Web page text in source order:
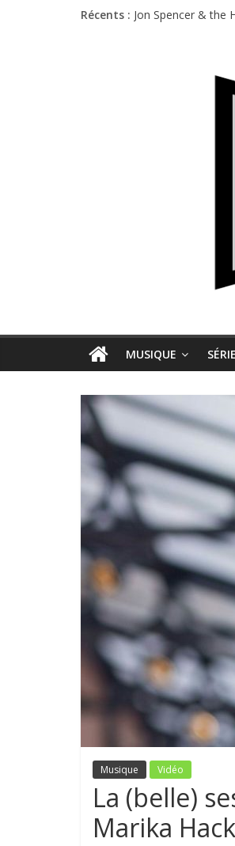
Récents : Jon Spencer & the
Charlie Puth à
MUSIQUE SÉRIE
Musique Vidéo
La (belle)
Marika